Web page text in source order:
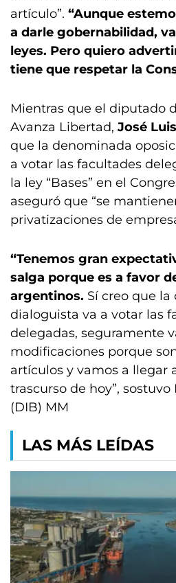
artículo”. “Aunque
a darle gobernabilidad,
leyes. Pero quiero
tiene que respetar la
Mientras que el diputado
Avanza Libertad, José
que la denominada
a votar las facultades
la ley “Bases” en el
aseguró que “se
privatizaciones de
“Tenemos gran
salga porque es a favor
argentinos. Sí creo que la
dialoguista va a votar las
delegadas, seguramente
modificaciones porque
artículos y vamos a llegar
trascurso de hoy”,
(DIB) MM
LAS MÁS LEÍDAS